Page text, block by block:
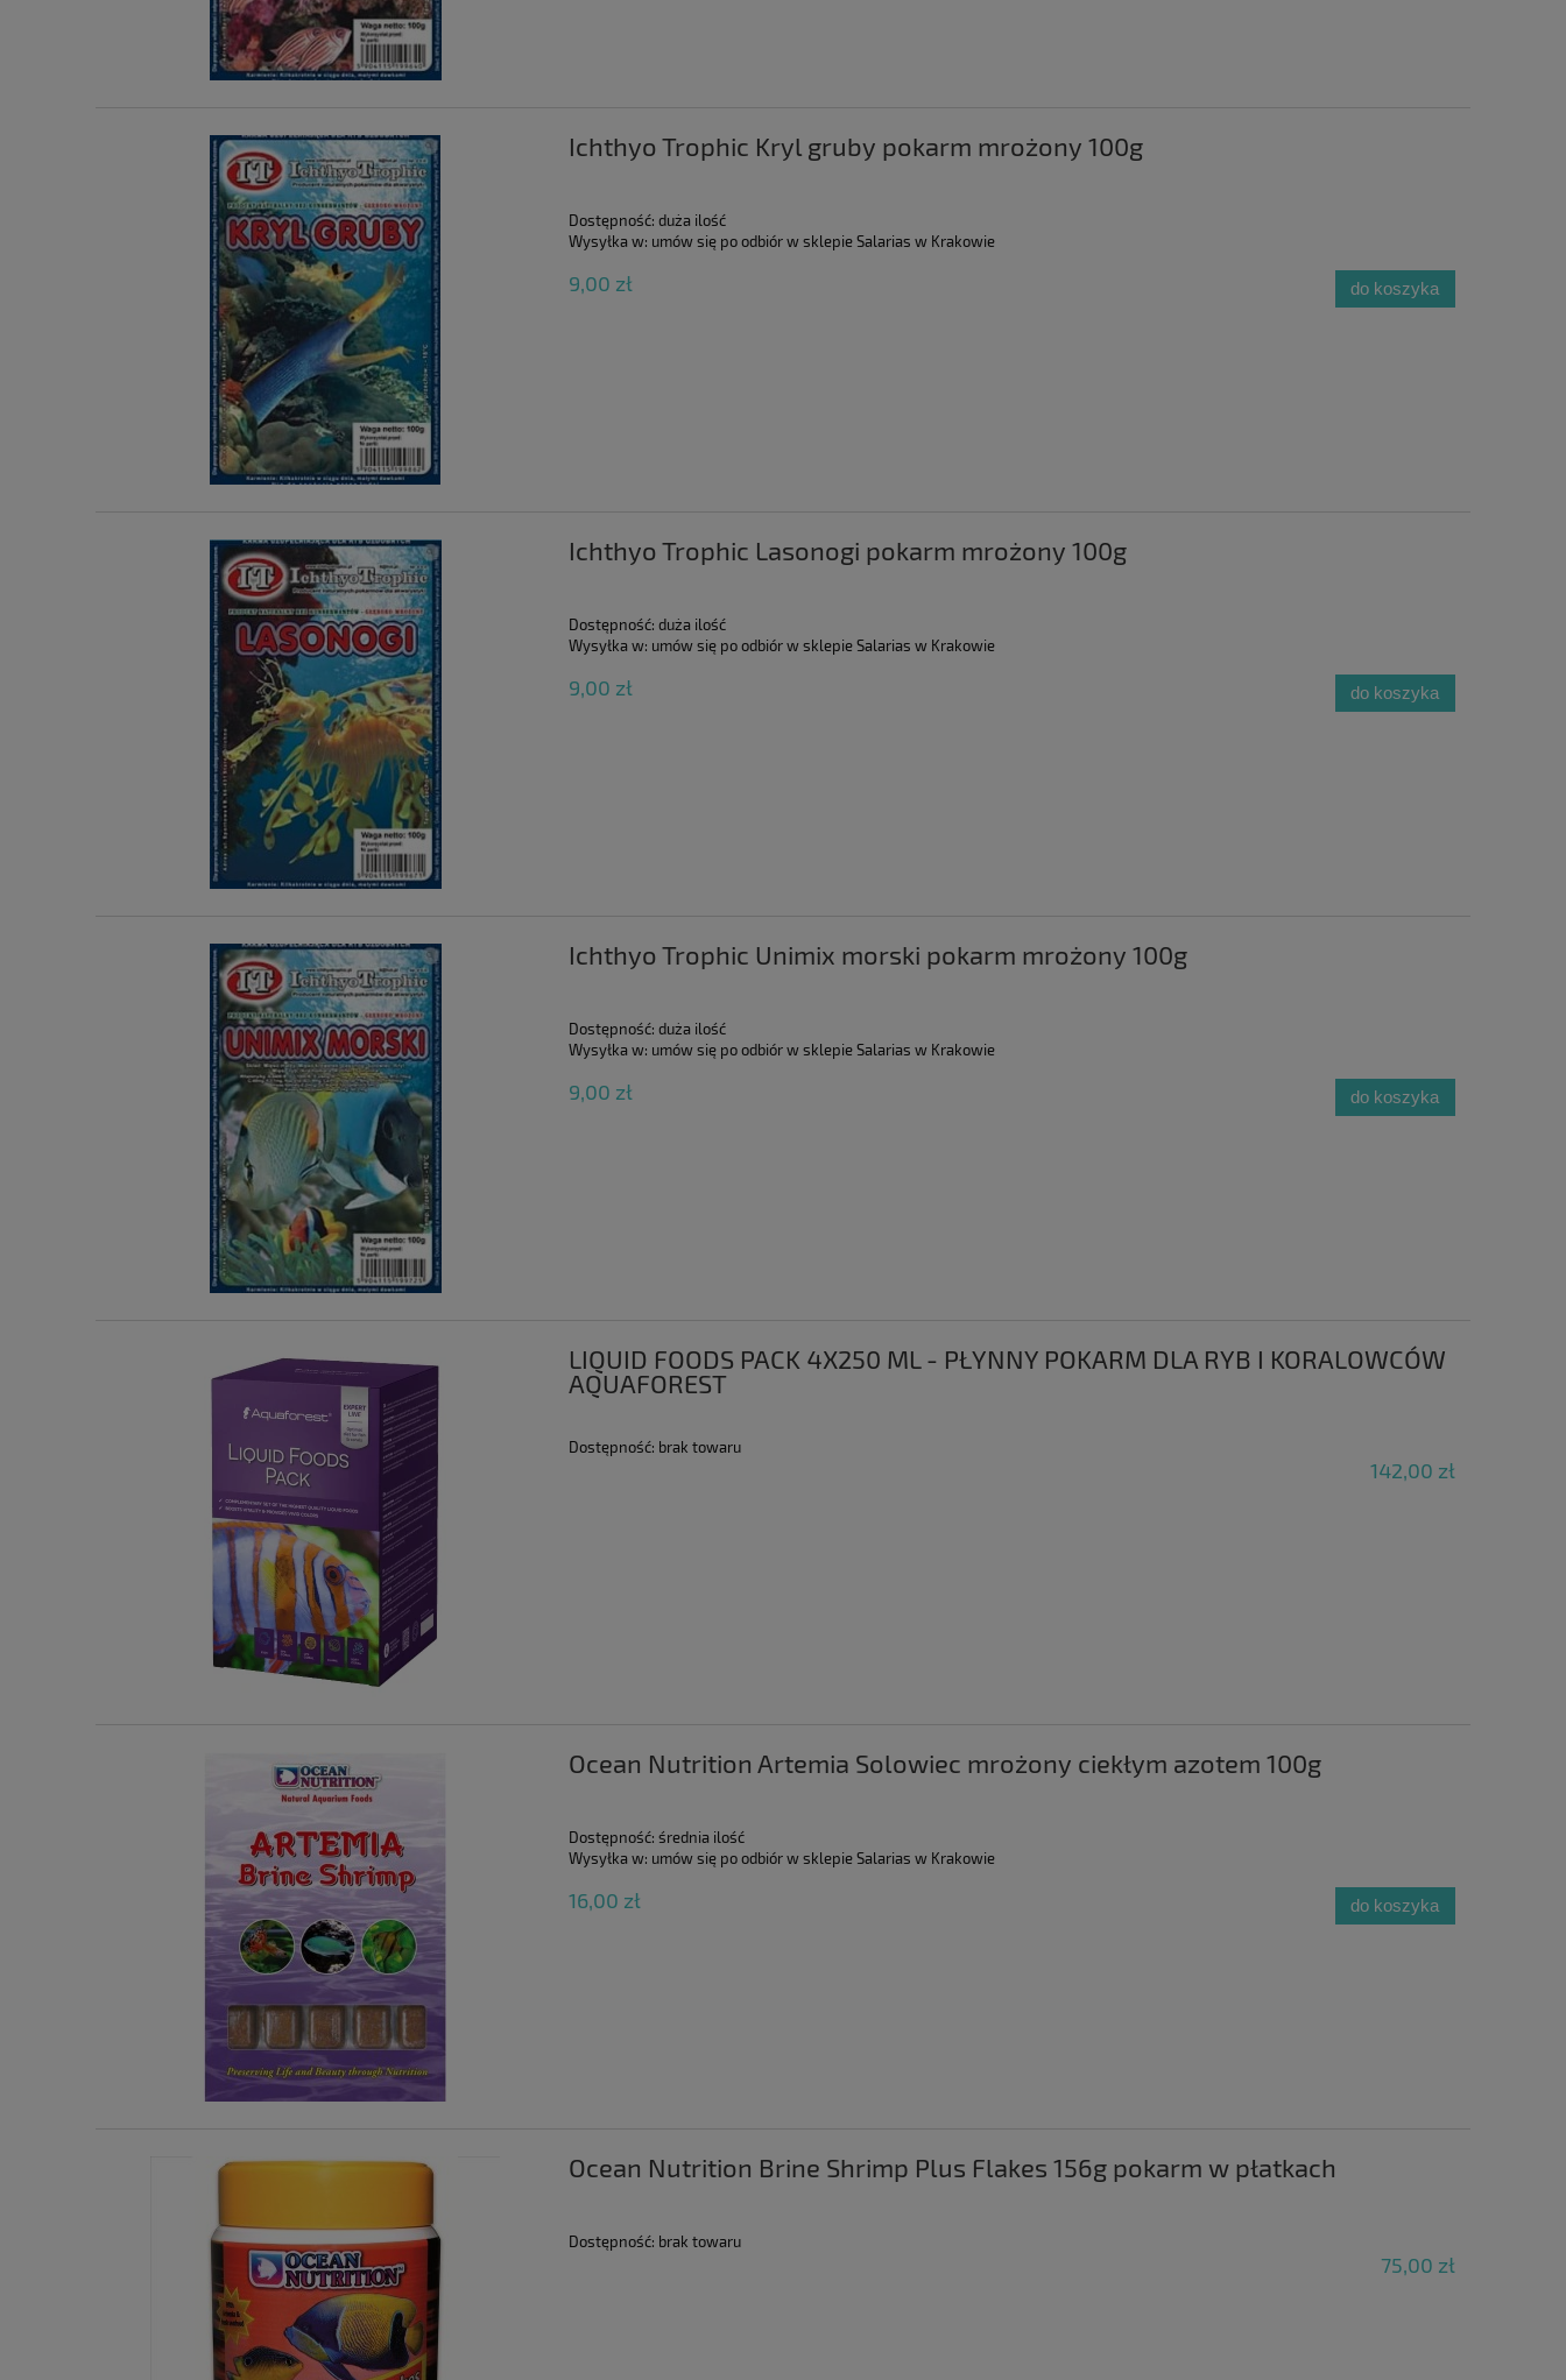
Ichthyo Trophic Kryl gruby pokarm mrożony 100g
Dostępność: duża ilość
Wysyłka w: umów się po odbiór w sklepie Salarias w Krakowie
9,00 zł do koszyka
Ichthyo Trophic Lasonogi pokarm mrożony 100g
Dostępność: duża ilość
Wysyłka w: umów się po odbiór w sklepie Salarias w Krakowie
9,00 zł do koszyka
Ichthyo Trophic Unimix morski pokarm mrożony 100g
Dostępność: duża ilość
Wysyłka w: umów się po odbiór w sklepie Salarias w Krakowie
9,00 zł do koszyka
LIQUID FOODS PACK 4X250 ML - PŁYNNY POKARM DLA RYB I KORALOWCÓW
AQUAFOREST
Dostępność: brak towaru
142,00 zł
Ocean Nutrition Artemia Solowiec mrożony ciekłym azotem 100g
Dostępność: średnia ilość
Wysyłka w: umów się po odbiór w sklepie Salarias w Krakowie
16,00 zł do koszyka
Ocean Nutrition Brine Shrimp Plus Flakes 156g pokarm w płatkach
Dostępność: brak towaru
75,00 zł